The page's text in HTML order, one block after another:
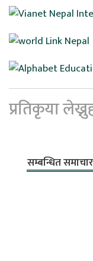
प्रतिकृया
सम्बन्धित